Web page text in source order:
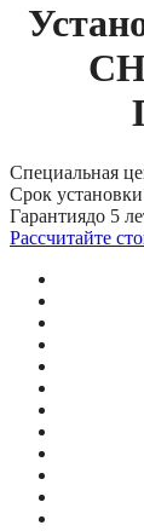
Специальная
Срок установки
Гарантиядо 5
Рассчитайте